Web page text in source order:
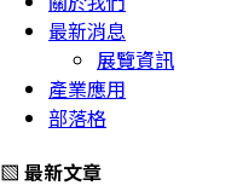
最新消息
展覽資訊
產業應用
部落格
▧ 最新文章